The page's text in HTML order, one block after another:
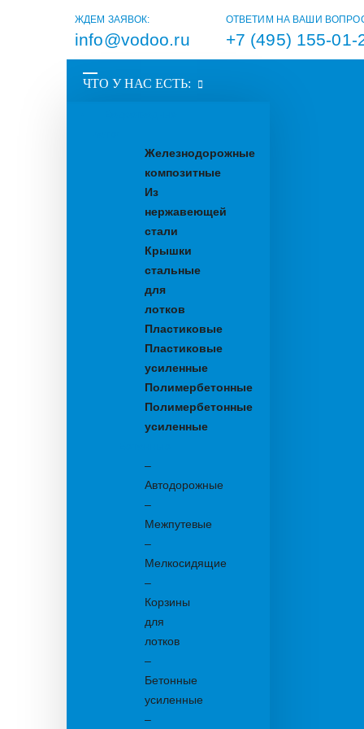
ЖДЕМ ЗАЯВОК:
info@vodoo.ru
ОТВЕТИМ НА ВАШИ
+7 (495) 155-01-
ЧТО У НАС ЕСТЬ:
Железнодорожные
композитные
Из
нержавеющей
стали
Крышки
стальные
для
лотков
Пластиковые
Пластиковые
усиленные
Полимербетонные
Полимербетонные
усиленные
–
Автодорожные
–
Межпутевые
–
Мелкосидящие
–
Корзины
для
лотков
–
Бетонные
усиленные
–